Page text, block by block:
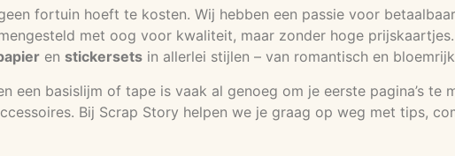
fortuin hoeft te kosten. Wij hebben een passie voor
met oog voor kwaliteit, maar zonder hoge
en stickersets in allerlei stijlen – van romantisch en
een basislijm of tape is vaak al genoeg om je eerste pagina’s te
Bij Scrap Story helpen we je graag op weg met tips,